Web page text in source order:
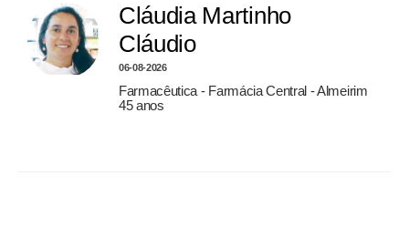
Cláudia Martinho
Cláudio
06-08-2026
Farmacêutica - Farmácia Central - Almeirim
45 anos